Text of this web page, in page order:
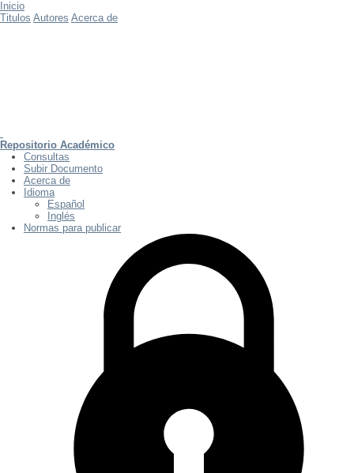
Inicio
Titulos Autores Acerca de
Repositorio Académico
Consultas
Subir Documento
Acerca de
Idioma
Español
Inglés
Normas para publicar